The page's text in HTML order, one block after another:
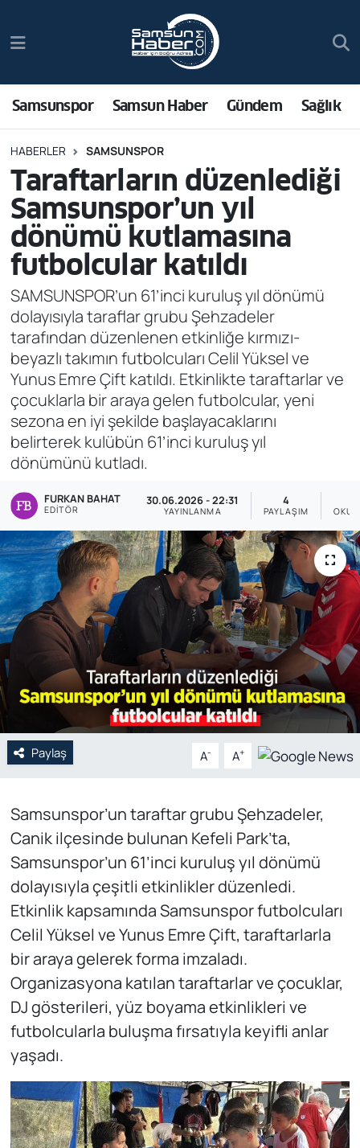
Samsunspor Samsun Haber Gündem Sağlık
HABERLER SAMSUNSPOR
Taraftarların düzenlediği
Samsunspor’un yıl
dönümü kutlamasına
futbolcular katıldı
SAMSUNSPOR’un 61’inci kuruluş yıl dönümü
dolayısıyla taraflar grubu Şehzadeler
tarafından düzenlenen etkinliğe kırmızı-
beyazlı takımın futbolcuları Celil Yüksel ve
Yunus Emre Çift katıldı. Etkinlikte taraftarlar ve
çocuklarla bir araya gelen futbolcular, yeni
sezona en iyi şekilde başlayacaklarını
belirterek kulübün 61’inci kuruluş yıl
dönümünü kutladı.
FURKAN BAHAT
EDITÖR
30.06.2026 - 22:31
YAYINLANMA
4
PAYLAŞIM
Paylaş A- A+
Samsunspor’un taraftar grubu Şehzadeler,
Canik ilçesinde bulunan Kefeli Park’ta,
Samsunspor’un 61’inci kuruluş yıl dönümü
dolayısıyla çeşitli etkinlikler düzenledi.
Etkinlik kapsamında Samsunspor futbolcuları
Celil Yüksel ve Yunus Emre Çift, taraftarlarla
bir araya gelerek forma imzaladı.
Organizasyona katılan taraftarlar ve çocuklar,
DJ gösterileri, yüz boyama etkinlikleri ve
futbolcularla buluşma fırsatıyla keyifli anlar
yaşadı.
Samsun Haber
Sağlık
Asayiş
Bilim ve Teknoloji
Bölge
Dünya
Ekonomi
Genel
Gündem
Özel Haber
POLİTİKA
Siyaset
Spor
Web Tv
Yerel
Trafik Durumu
Süper Lig Puan Durumu ve Fikstür
Tüm Manşetler
Son Dakika Haberleri
Haber Arşivi